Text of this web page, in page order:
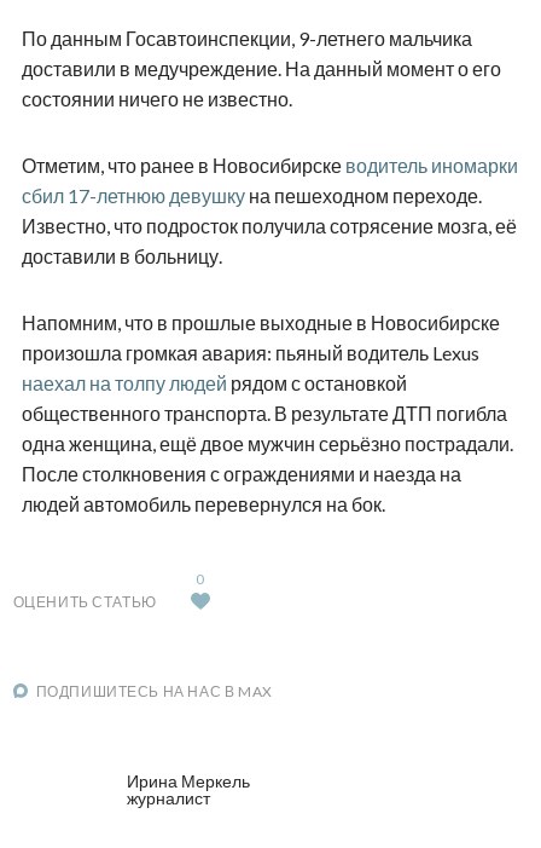
По данным Госавтоинспекции, 9-летнего мальчика
доставили в медучреждение. На данный момент о его
состоянии ничего не известно.
Отметим, что ранее в Новосибирске водитель иномарки
сбил 17-летнюю девушкуна пешеходном переходе.
Известно, что подросток получила сотрясение мозга, её
доставили в больницу.
Напомним, что в прошлые выходные в Новосибирске
произошла громкая авария: пьяный водитель Lexus
наехал на толпу людей рядом с остановкой
общественного транспорта. В результате ДТП погибла
одна женщина, ещё двое мужчин серьёзно пострадали.
После столкновения с ограждениями и наезда на
людей автомобиль перевернулся на бок.
ОЦЕНИТЬ СТАТЬЮ
0
ПОДПИШИТЕСЬ НА НАС В MAX
Ирина Меркель
журналист